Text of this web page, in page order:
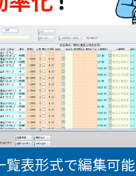
覧表形式で編集可能